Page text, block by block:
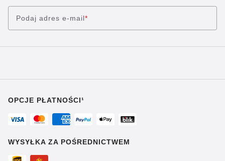
Podaj adres e-mail*
OPCJE PŁATNOŚCI¹
WYSYŁKA ZA POŚREDNICTWEM